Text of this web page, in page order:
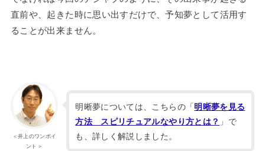
直前や、起きた時に思い出すだけで、予知夢として活用す
ることが出来ません。
＜井上のワンポイ
ント＞
明晰夢については、こちらの「明晰夢を見る
方法 スピリチュアルなやり方とは？ 」で
も、詳しく解説しました。